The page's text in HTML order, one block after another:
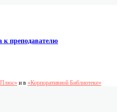
к преподавателю
и в «Корпоративной Библиотеке»